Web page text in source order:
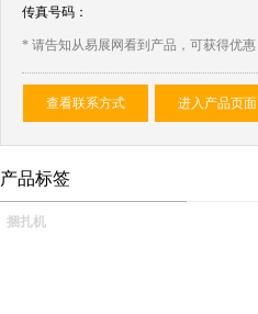
传真号码：
* 请告知从易展网看到产品，可获得优惠
查看联系方式 进入产品页面
产品标签
捆扎机